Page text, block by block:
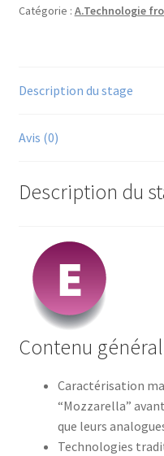
et
mozzarelles,
cheese
analogues/
Catégorie : A.Technologie
Description du stage
Avis (0)
Description du
Contenu
Caractérisation
“Mozzarella”
que leurs
Technologies